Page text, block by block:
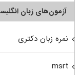
آزمون‌های زبان
نمره زبان دکتری
msrt